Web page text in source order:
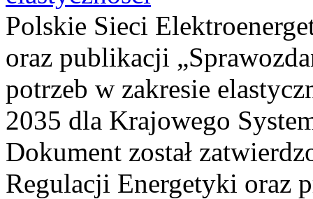
Polskie Sieci
oraz publikacji
potrzeb w zakresie
2035 dla Krajowego
Dokument został
Regulacji Energetyki oraz